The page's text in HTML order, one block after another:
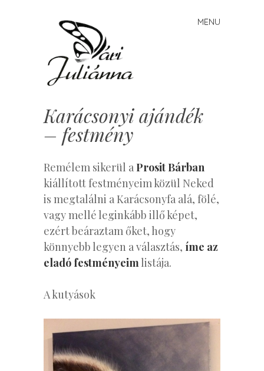
MENU
Skip to content
Karácsonyi ajándék
– festmény
Remélem sikerül aProsit Bárban
kiállított festményeim közül Neked
is megtalálni a Karácsonyfa alá, fölé,
vagy mellé leginkább illő képet,
ezért beáraztam őket, hogy
könnyebb legyen a választás, íme az
eladó festményeimlistája.
A kutyások